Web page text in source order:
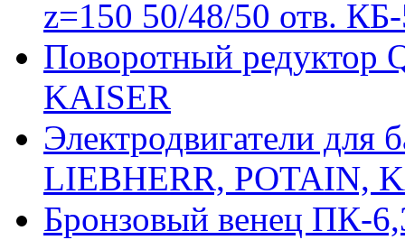
z=150 50/48/50 отв.
Поворотный редуктор
KAISER
Электродвигатели для
LIEBHERR, POTAIN,
Бронзовый венец ПК-